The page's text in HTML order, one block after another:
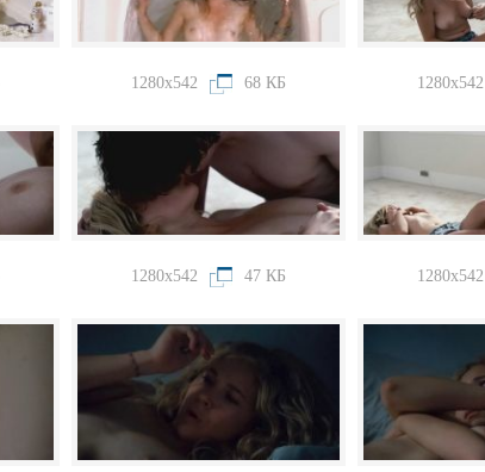
1280x542 68 КБ 1280x542
1280x542 47 КБ 1280x542